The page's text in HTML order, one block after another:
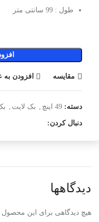
طول : 99 سانتی متر
مقایسه افزودن به
دسته: 49 اینچ , بک لایت ,
دنبال کردن:
دیدگاهها
هیچ دیدگاهی برای این